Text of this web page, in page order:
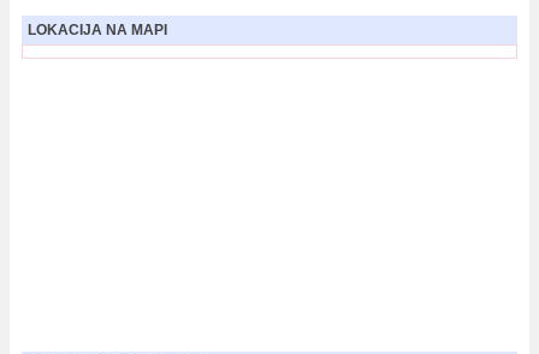
LOKACIJA NA MAPI